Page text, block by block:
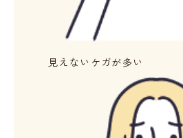
見えないケガが多い